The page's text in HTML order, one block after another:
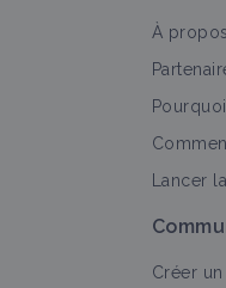
À propos
Lancer
Créer